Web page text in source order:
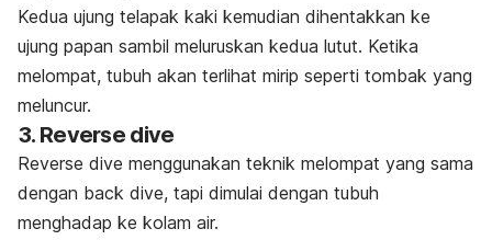
Kedua ujung telapak kaki kemudian dihentakkan ke
ujung papan sambil meluruskan kedua lutut. Ketika
melompat, tubuh akan terlihat mirip seperti tombak yang
meluncur.
3. Reverse dive
Reverse dive menggunakan teknik melompat yang sama
dengan back dive, tapi dimulai dengan tubuh
menghadap ke kolam air.